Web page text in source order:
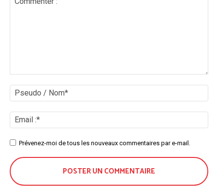
/
:*
SitePrévenez-moi de tous les nouveaux commentaires par e-mail.